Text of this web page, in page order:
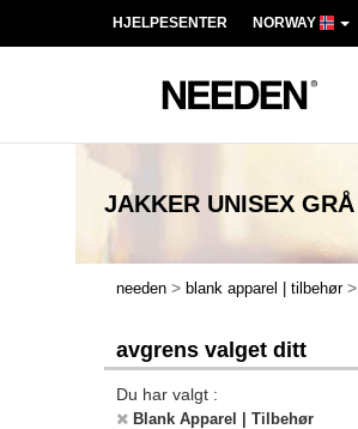
HJELPESENTER NORWAY
JAKKER UNISEX GRÅ
needen > blank apparel | tilbehør >
avgrens valget ditt
Du har valgt :
Blank Apparel | Tilbehør